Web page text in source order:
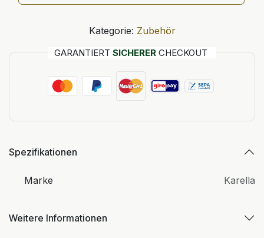
Kategorie: Zubehör
GARANTIERT SICHERER CHECKOUT
Spezifikationen
Marke Karella
Weitere Informationen